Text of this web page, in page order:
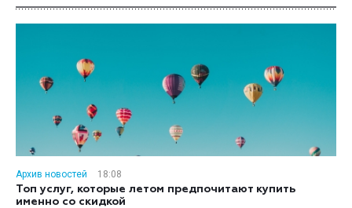
Архив новостей
18:08
Топ услуг, которые летом предпочитают купить
именно со скидкой